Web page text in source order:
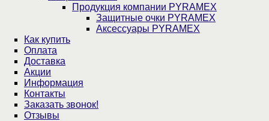
Продукция компании PYRAMEX
Защитные очки PYRAMEX
Аксессуары PYRAMEX
Как купить
Оплата
Доставка
Акции
Информация
Контакты
Заказать звонок!
Отзывы